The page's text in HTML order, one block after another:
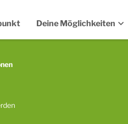
Deine Möglichkeiten expand_more
Balkonkraftwerke